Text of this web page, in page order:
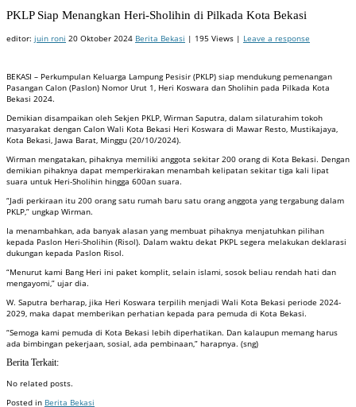
PKLP Siap Menangkan Heri-Sholihin di Pilkada Kota Bekasi
editor: juin roni 20 Oktober 2024 Berita Bekasi | 195 Views | Leave a response
BEKASI – Perkumpulan Keluarga Lampung Pesisir (PKLP) siap mendukung pemenangan
Pasangan Calon (Paslon) Nomor Urut 1, Heri Koswara dan Sholihin pada Pilkada Kota
Bekasi 2024.
Demikian disampaikan oleh Sekjen PKLP, Wirman Saputra, dalam silaturahim tokoh
masyarakat dengan Calon Wali Kota Bekasi Heri Koswara di Mawar Resto, Mustikajaya,
Kota Bekasi, Jawa Barat, Minggu (20/10/2024).
Wirman mengatakan, pihaknya memiliki anggota sekitar 200 orang di Kota Bekasi. Dengan
demikian pihaknya dapat memperkirakan menambah kelipatan sekitar tiga kali lipat
suara untuk Heri-Sholihin hingga 600an suara.
“Jadi perkiraan itu 200 orang satu rumah baru satu orang anggota yang tergabung dalam
PKLP,” ungkap Wirman.
Ia menambahkan, ada banyak alasan yang membuat pihaknya menjatuhkan pilihan
kepada Paslon Heri-Sholihin (Risol). Dalam waktu dekat PKPL segera melakukan deklarasi
dukungan kepada Paslon Risol.
“Menurut kami Bang Heri ini paket komplit, selain islami, sosok beliau rendah hati dan
mengayomi,” ujar dia.
W. Saputra berharap, jika Heri Koswara terpilih menjadi Wali Kota Bekasi periode 2024-
2029, maka dapat memberikan perhatian kepada para pemuda di Kota Bekasi.
“Semoga kami pemuda di Kota Bekasi lebih diperhatikan. Dan kalaupun memang harus
ada bimbingan pekerjaan, sosial, ada pembinaan,” harapnya. (sng)
Berita Terkait:
No related posts.
Posted in Berita Bekasi